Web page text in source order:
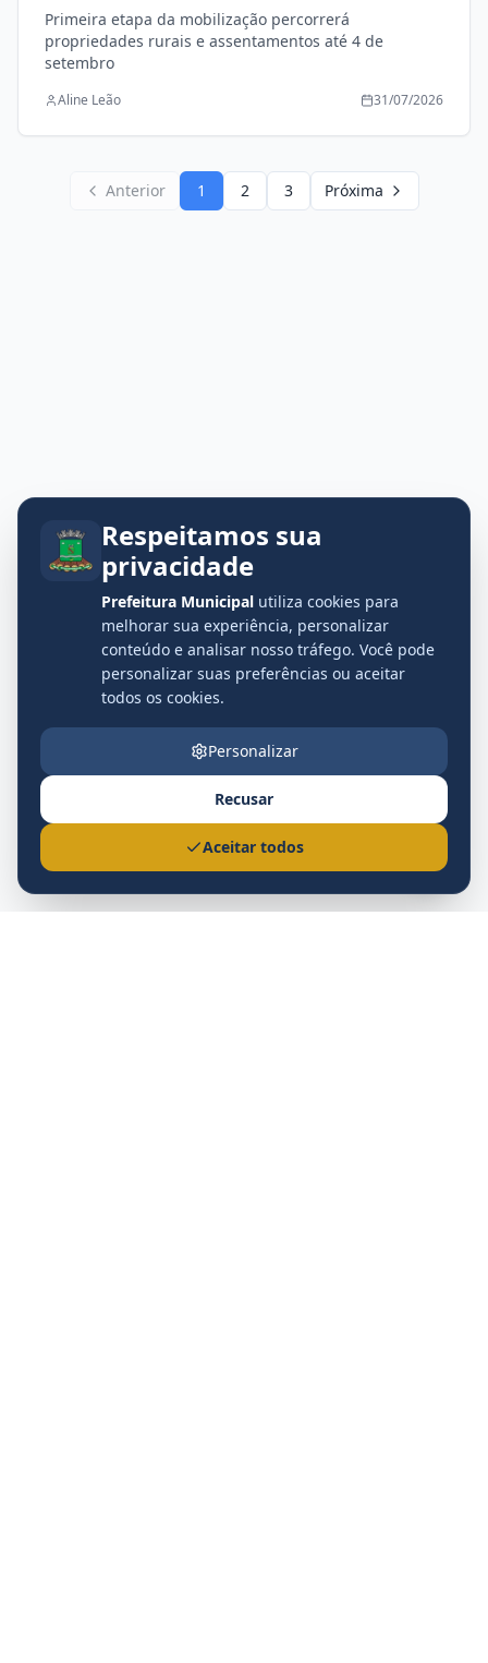
Primeira etapa da mobilização percorrerá
propriedades rurais e assentamentos até 4 de
setembro
Aline Leão 31/07/2026
Anterior 1 2 3 Próxima
Respeitamos sua
privacidade
Prefeitura Municipal utiliza cookies para
melhorar sua experiência, personalizar
conteúdo e analisar nosso tráfego. Você pode
personalizar suas preferências ou aceitar
todos os cookies.
Personalizar
Recusar
Aceitar todos
Nova